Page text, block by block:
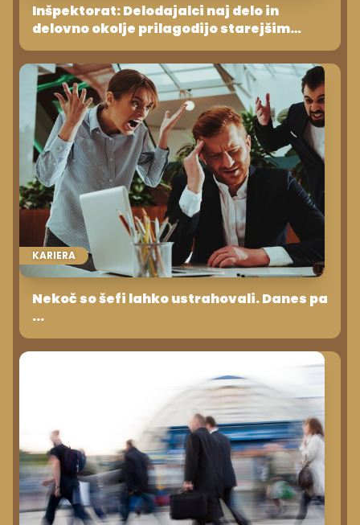
Inšpektorat: Delodajalci naj delo in
delovno okolje prilagodijo starejšim
delavcem
KARIERA
Nekoč so šefi lahko ustrahovali. Danes pa
...